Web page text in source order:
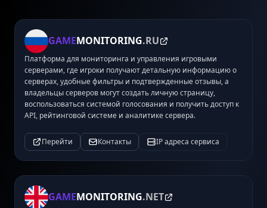
GAMEMONITORING.RU
Платформа для мониторинга и управления игровыми
серверами, где игроки получают детальную информацию о
серверах, удобные фильтры и подтвержденные отзывы, а
владельцы серверов могут создать личную страницу,
воспользоваться системой голосования и получить доступ к
API, рейтинговой системе и аналитике сервера.
Перейти Контакты IP адреса сервиса
GAMEMONITORING.NET